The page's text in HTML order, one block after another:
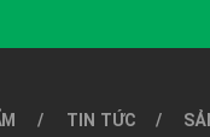
TIN TỨC